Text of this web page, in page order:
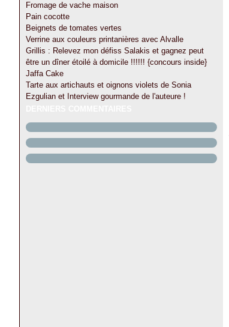
Fromage de vache maison
Pain cocotte
Beignets de tomates vertes
Verrine aux couleurs printanières avec Alvalle
Grillis : Relevez mon défiss Salakis et gagnez peut
être un dîner étoilé à domicile !!!!!! {concours inside}
Jaffa Cake
Tarte aux artichauts et oignons violets de Sonia
Ezgulian et Interview gourmande de l'auteure !